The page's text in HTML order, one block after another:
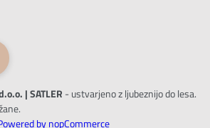
| SATLER - ustvarjeno z ljubeznijo do lesa.
by nopCommerce